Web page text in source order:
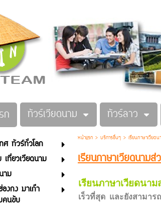
ก ทัวร์เวียดนาม ทัวร์ลาว
ศ ทัวร์ทั่วโลก
เที่ยวเวียดนาม
าม
งกง มาเก๊า
คนขับ
หน้าแรก > บริการอื่นๆ> เรียนภาษาเวียด
เรียนภาษาเวียดนามส่
เรียนภาษาเวียดนา
เร็วที่สุด และยังสามาร